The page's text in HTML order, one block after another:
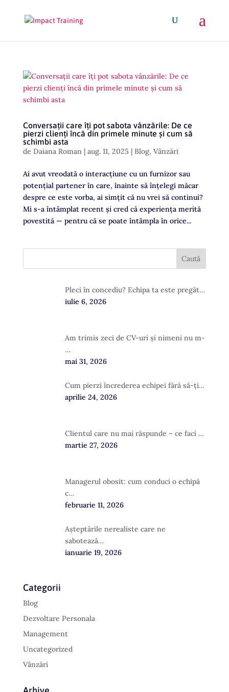
Conversații care îți pot sabota vânzările: De ce
pierzi clienți încă din primele minute și cum să
schimbi asta
de Daiana Roman| aug. 11, 2025 | Blog, Vânzări
Ai avut vreodată o interacțiune cu un furnizor sau
potențial partener în care, înainte să înțelegi măcar
despre ce este vorba, ai simțit că nu vrei să continui?
Mi s-a întâmplat recent și cred că experiența merită
povestită — pentru că se poate întâmpla în orice...
Pleci în concediu? Echipa ta este pregăt…
iulie 6, 2026
Am trimis zeci de CV-uri și nimeni nu m-
…
mai 31, 2026
Cum pierzi încrederea echipei fără să-ți…
aprilie 24, 2026
Clientul care nu mai răspunde – ce faci …
martie 27, 2026
Managerul obosit: cum conduci o echipă
c…
februarie 11, 2026
Așteptările nerealiste care ne
sabotează…
ianuarie 19, 2026
Categorii
Blog
Dezvoltare Personala
Management
Uncategorized
Vânzări